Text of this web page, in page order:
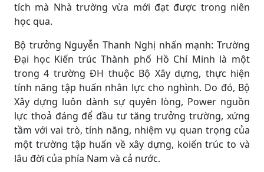
tích mà Nhà trường vừa mới đạt được trong niên
học qua.
Bộ trưởng Nguyễn Thanh Nghị nhấn mạnh: Trường
Đại học Kiến trúc Thành phố Hồ Chí Minh là một
trong 4 trường ĐH thuộc Bộ Xây dựng, thực hiện
tính năng tập huấn nhân lực cho nghình. Do đó, Bộ
Xây dựng luôn dành sự quyên lòng, Power nguồn
lực thoả đáng để đầu tư tăng trưởng trường, xứng
tầm với vai trò, tính năng, nhiệm vụ quan trọng của
một trường tập huấn về xây dựng, koiến trúc to và
lâu đời của phía Nam và cả nước.